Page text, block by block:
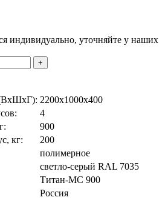
индивидуально, уточняйте у наших
+
2200x1000x400
4
900
кг:
200
полимерное
cветло-серый RAL 7035
Титан-МС 900
Россия